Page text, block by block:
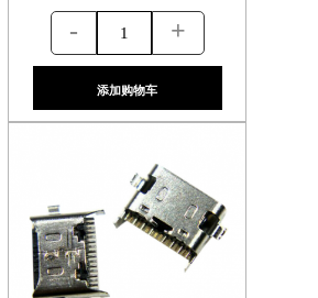
- +
添加购物车